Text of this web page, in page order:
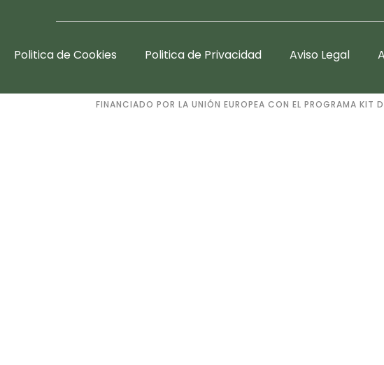
Politica de Cookies Politica de Privacidad Aviso Legal
FINANCIADO POR LA UNIÓN EUROPEA CON EL PROGRAMA KIT